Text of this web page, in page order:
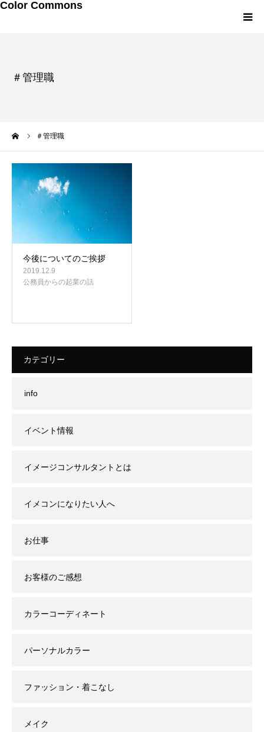
Color Commons
＃管理職
＃管理職
今後についてのご挨拶
2019.12.9
公務員からの起業の話
カテゴリー
info
イベント情報
イメージコンサルタントとは
イメコンになりたい人へ
お仕事
お客様のご感想
カラーコーディネート
パーソナルカラー
ファッション・着こなし
メイク
研修・講演メニュー
メルマガ・書籍